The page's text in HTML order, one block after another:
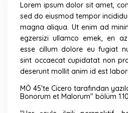
Lorem ipsum dolor sit amet,
sed do eiusmod tempor
magna aliqua. Ut enim ad
egzersizi ullamco emek, en
esse cillum dolore eu fugiat
sint occaecat cupidatat non
deserunt mollit anim id est
MÖ 45'te Cicero tarafından
Bonorum et Malorum" bölüm